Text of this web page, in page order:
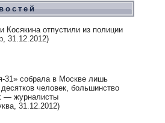
Косякина отпустили из полиции
31.12.2012)
31» собрала в Москве лишь
десятков человек, большинство
— журналисты
31.12.2012)